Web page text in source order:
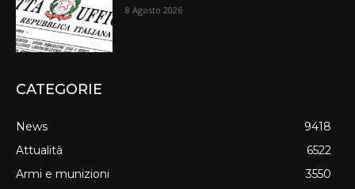
8 Agosto 2026
CATEGORIE
News
9418
Attualità
6522
Armi e munizioni
3550